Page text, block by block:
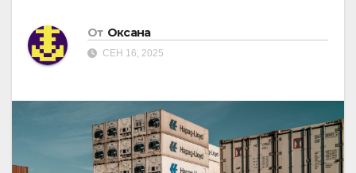
От Оксана
СЕН 16, 2025